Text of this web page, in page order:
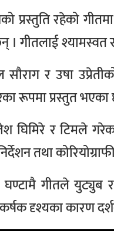
प्रस्तुति रहेको
गीतलाई श्यामस्वत
सौराग र उषा
रूपमा प्रस्तुत भएका
घिमिरे र टिमले
तथा
गीतले युट्युब र
दृश्यका कारण